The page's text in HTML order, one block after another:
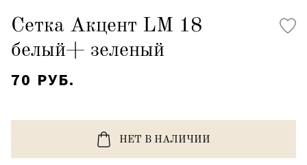
Сетка Акцент LM 18
белый+ зеленый
70 РУБ.
НЕТ В НАЛИЧИИ